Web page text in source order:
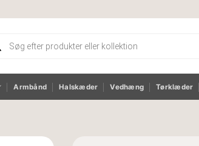
Armbånd Halskæder Vedhæng Tørklæder